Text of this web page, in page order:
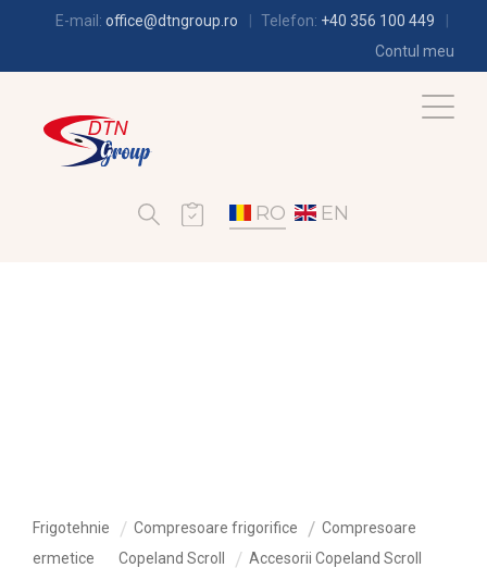
E-mail: office@dtngroup.ro Telefon: +40 356 100 449
Contul meu
RO EN
Frigotehnie Compresoare frigorifice
Compresoare
ermetice
Copeland Scroll Accesorii Copeland Scroll